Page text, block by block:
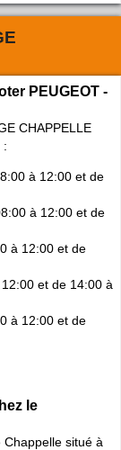
PEUGEOT -
CHAPPELLE
:
à 12:00 et de
à 12:00 et de
à 12:00 et de
et de 14:00 à
à 12:00 et de
le
situé à